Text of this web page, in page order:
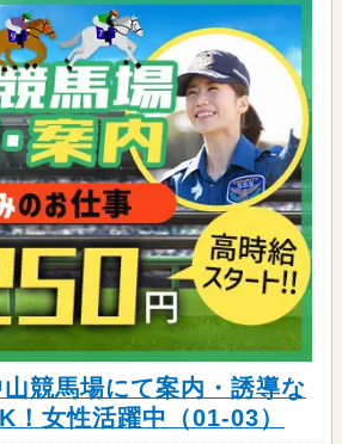
競馬場にて案内・誘導な
女性活躍中（01-03）